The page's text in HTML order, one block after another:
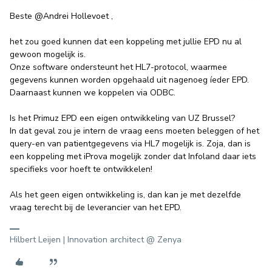
Beste @Andrei Hollevoet,
het zou goed kunnen dat een koppeling met jullie EPD nu al
gewoon mogelijk is.
Onze software ondersteunt het HL7-protocol, waarmee
gegevens kunnen worden opgehaald uit nagenoeg íeder EPD.
Daarnaast kunnen we koppelen via ODBC.
Is het Primuz EPD een eigen ontwikkeling van UZ Brussel?
In dat geval zou je intern de vraag eens moeten beleggen of het
query-en van patientgegevens via HL7 mogelijk is. Zoja, dan is
een koppeling met iProva mogelijk zonder dat Infoland daar iets
specifieks voor hoeft te ontwikkelen!
Als het geen eigen ontwikkeling is, dan kan je met dezelfde
vraag terecht bij de leverancier van het EPD.
Hilbert Leijen | Innovation architect @ Zenya